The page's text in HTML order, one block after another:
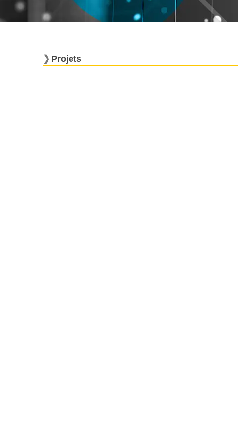
Projets